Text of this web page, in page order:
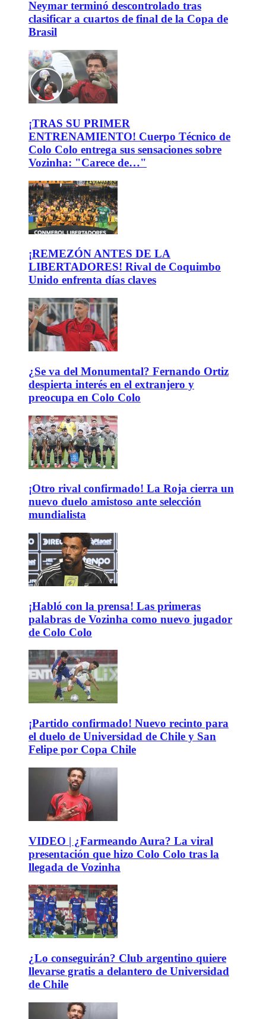
Neymar terminó descontrolado tras
clasificar a cuartos de final de la Copa de
Brasil
¡TRAS SU PRIMER
ENTRENAMIENTO! Cuerpo Técnico de
Colo Colo entrega sus sensaciones sobre
Vozinha: "Carece de…"
¡REMEZÓN ANTES DE LA
LIBERTADORES! Rival de Coquimbo
Unido enfrenta días claves
¿Se va del Monumental? Fernando Ortiz
despierta interés en el extranjero y
preocupa en Colo Colo
¡Otro rival confirmado! La Roja cierra un
nuevo duelo amistoso ante selección
mundialista
¡Habló con la prensa! Las primeras
palabras de Vozinha como nuevo jugador
de Colo Colo
¡Partido confirmado! Nuevo recinto para
el duelo de Universidad de Chile y San
Felipe por Copa Chile
VIDEO | ¿Farmeando Aura? La viral
presentación que hizo Colo Colo tras la
llegada de Vozinha
¿Lo conseguirán? Club argentino quiere
llevarse gratis a delantero de Universidad
de Chile